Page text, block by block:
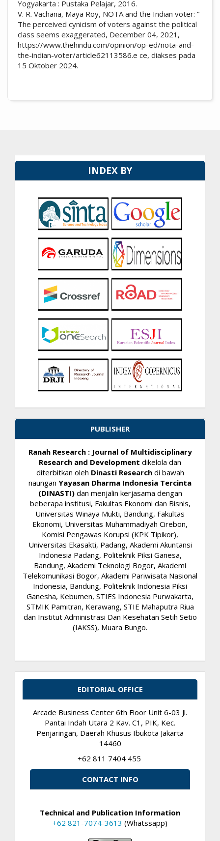
Yogyakarta : Pustaka Pelajar, 2016.
V. R. Vachana, Maya Roy, NOTA and the Indian voter: “
The perceived cynicism of voters against the political
class seems exaggerated, December 04, 2021,
https://www.thehindu.com/opinion/op-ed/nota-and-
the-indian-voter/article62113586.e ce, diakses pada
15 Oktober 2024.
INDEX BY
PUBLISHER
Ranah Research : Journal of Multidisciplinary
Research and Development dikelola dan
diterbitkan oleh Dinasti Research di bawah
naungan Yayasan Dharma Indonesia Tercinta
(DINASTI)dan menjalin kerjasama dengan
beberapa institusi, Fakultas Ekonomi dan Bisnis,
Universitas Winaya Mukti, Bandung, Fakultas
Ekonomi, Universitas Muhammadiyah Cirebon,
Komisi Pengawas Korupsi (KPK Tipikor),
Universitas Ekasakti, Padang, Akademi Akuntansi
Indonesia Padang, Politeknik Piksi Ganesa,
Bandung, Akademi Teknologi Bogor, Akademi
Telekomunikasi Bogor, Akademi Pariwisata Nasional
Indonesia, Bandung, Politeknik Indonesia Piksi
Ganesha, Kebumen, STIES Indonesia Purwakarta,
STMIK Pamitran, Kerawang, STIE Mahaputra Riua
dan Institut Administrasi Dan Kesehatan Setih Setio
(IAKSS), Muara Bungo.
EDITORIAL OFFICE
Arcade Business Center 6th Floor Unit 6-03 Jl.
Pantai Indah Utara 2 Kav. C1, PIK, Kec.
Penjaringan, Daerah Khusus Ibukota Jakarta
14460
+62 811 7404 455
CONTACT INFO
Technical and Publication Information
+62 821-7074-3613 (Whatssapp)